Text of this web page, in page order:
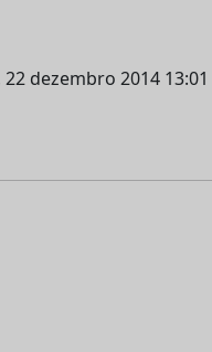
dezembro 2014 13:01